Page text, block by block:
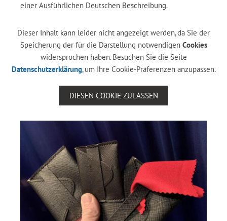
einer Ausführlichen Deutschen Beschreibung.
Dieser Inhalt kann leider nicht angezeigt werden, da Sie der
Speicherung der für die Darstellung notwendigen Cookies
widersprochen haben. Besuchen Sie die Seite
Datenschutzerklärung, um Ihre Cookie-Präferenzen anzupassen.
DIESEN COOKIE ZULASSEN